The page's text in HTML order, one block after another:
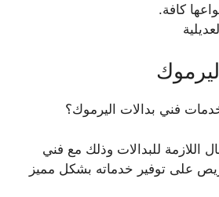
كافة.
فني بدالات اليرموك؟
اللازمة للبدالات وذلك مع فني
على توفير خدماته بشكل مميز